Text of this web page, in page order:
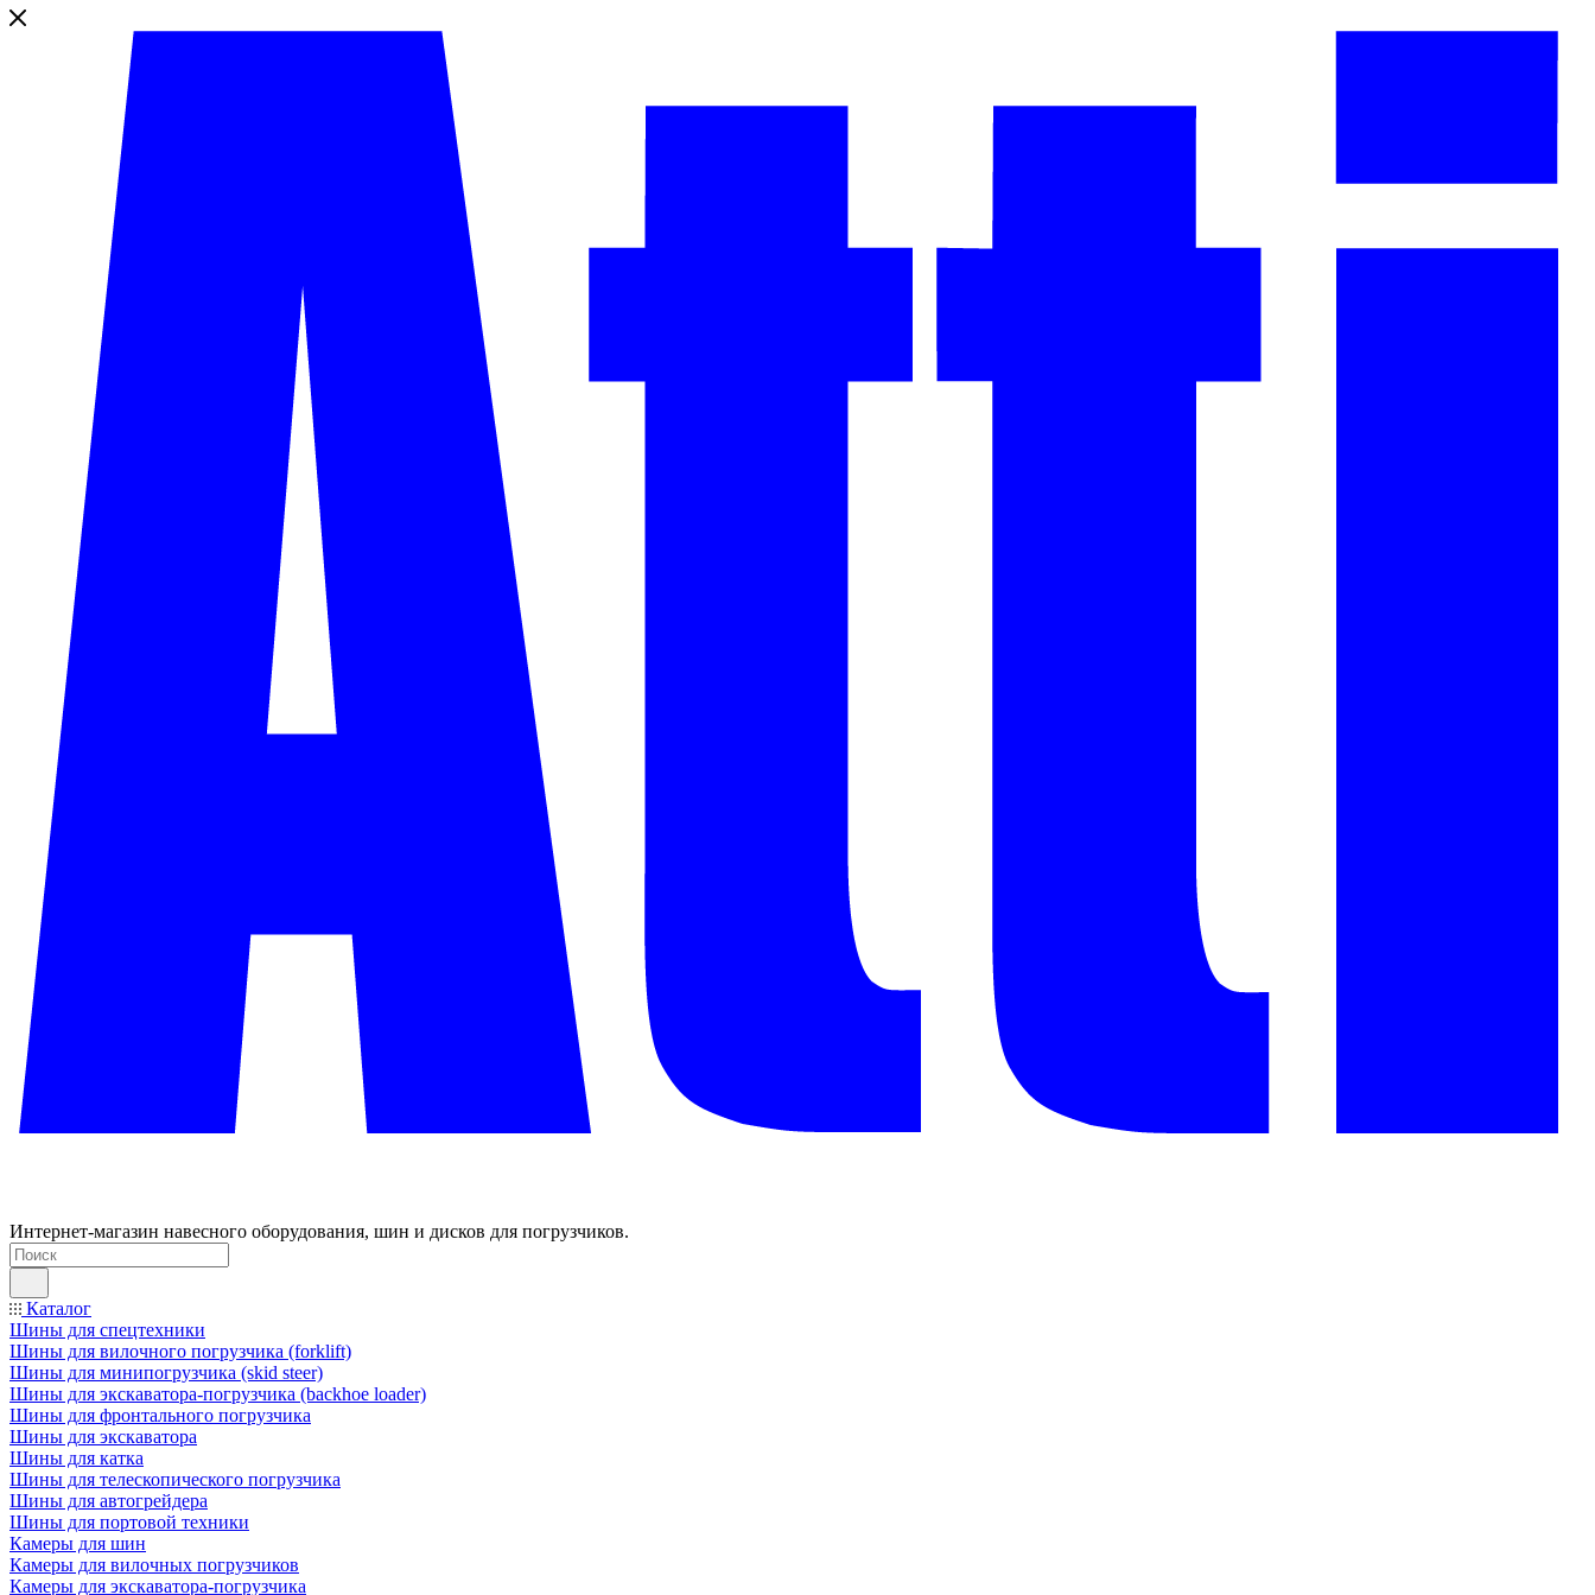
Интернет-магазин навесного оборудования, шин и дисков для погрузчиков.
Каталог
Шины для спецтехники
Шины для вилочного погрузчика (forklift)
Шины для минипогрузчика (skid steer)
Шины для экскаватора-погрузчика (backhoe loader)
Шины для фронтального погрузчика
Шины для экскаватора
Шины для катка
Шины для телескопического погрузчика
Шины для автогрейдера
Шины для портовой техники
Камеры для шин
Камеры для вилочных погрузчиков
Камеры для экскаватора-погрузчика